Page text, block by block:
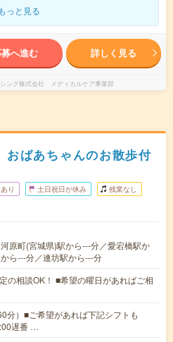
もっと見る
へ進む 詳しく見る
ング株式会社 メディカルケア事業部
おばあちゃんのお散歩付
り 土日祝日が休み 残業なし
原町(宮城県)駅から---分／愛宕橋駅か
ら---分／連坊駅から---分
の相談OK！ ■希望の曜日があればご相
分）■ご希望があれば下記シフトも
遅番 …